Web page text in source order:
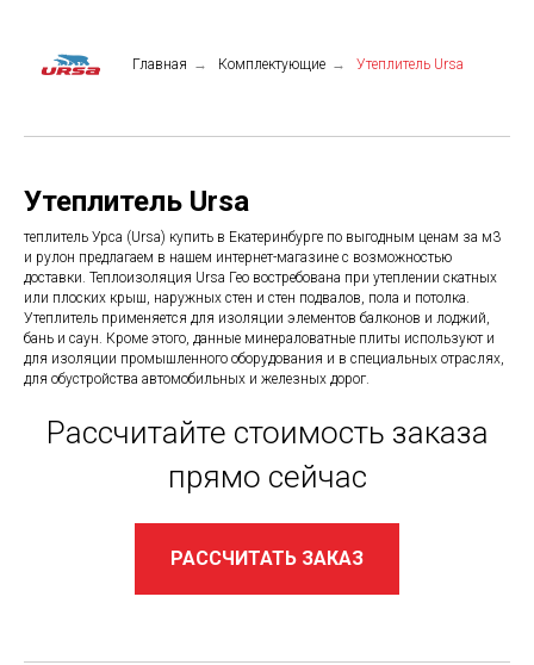
Главная → Комплектующие → Утеплитель Ursa
Утеплитель Ursa
теплитель Урса (Ursa) купить в Екатеринбурге по выгодным ценам за м3
и рулон предлагаем в нашем интернет-магазине с возможностью
доставки. Теплоизоляция Ursa Гео востребована при утеплении скатных
или плоских крыш, наружных стен и стен подвалов, пола и потолка.
Утеплитель применяется для изоляции элементов балконов и лоджий,
бань и саун. Кроме этого, данные минераловатные плиты используют и
для изоляции промышленного оборудования и в специальных отраслях,
для обустройства автомобильных и железных дорог.
Рассчитайте стоимость заказа
прямо сейчас
РАССЧИТАТЬ ЗАКАЗ